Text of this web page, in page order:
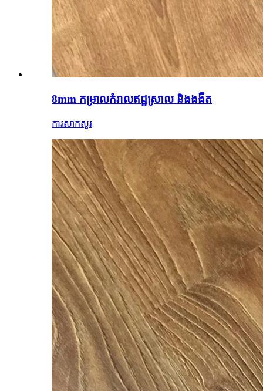
8mm កម្រាលកំរាលឥដ្ឋស្រាល និងងងឹត
ការសាកសួរ